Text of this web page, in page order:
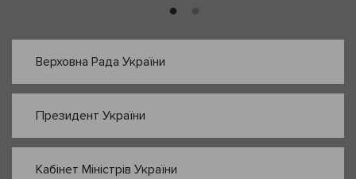
Верховна Рада України
Президент України
Кабінет Міністрів України